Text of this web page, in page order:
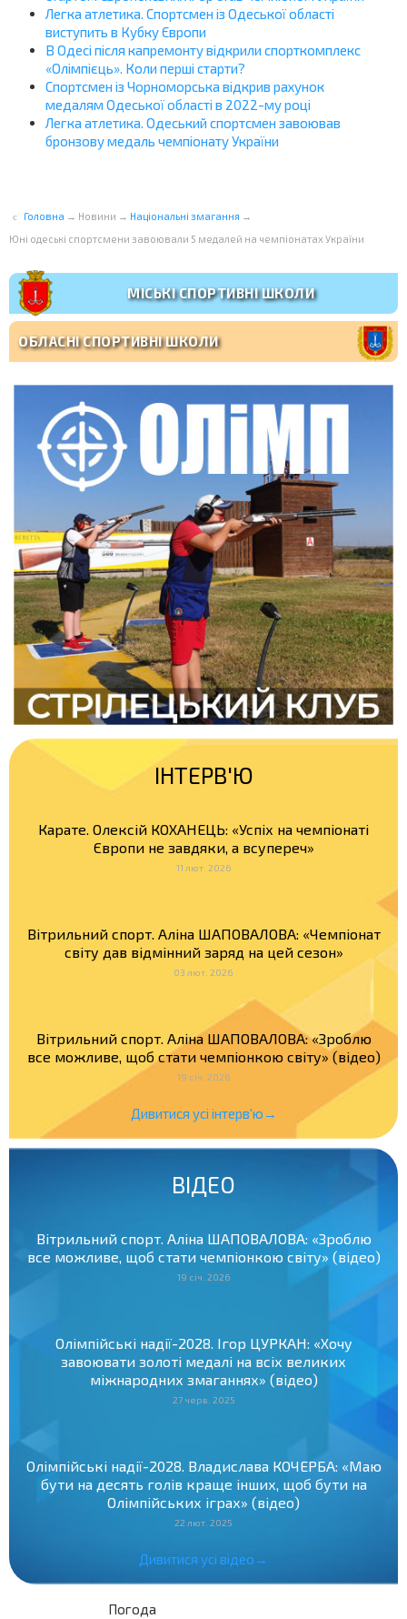
Легка атлетика. Спортсмен із Одеської області
виступить в Кубку Європи
В Одесі після капремонту відкрили спорткомплекс
«Олімпієць». Коли перші старти?
Спортсмен із Чорноморська відкрив рахунок
медалям Одеської області в 2022-му році
Легка атлетика. Одеський спортсмен завоював
бронзову медаль чемпіонату України
Головна → Новини → Національні змагання →
Юні одеські спортсмени завоювали 5 медалей на чемпіонатах України
МІСЬКІ СПОРТИВНІ ШКОЛИ
ОБЛАСНІ СПОРТИВНІ ШКОЛИ
ІНТЕРВ'Ю
Карате. Олексій КОХАНЕЦЬ: «Успіх на чемпіонаті
Європи не завдяки, а всупереч»
11 лют. 2026
Вітрильний спорт. Аліна ШАПОВАЛОВА: «Чемпіонат
світу дав відмінний заряд на цей сезон»
03 лют. 2026
Вітрильний спорт. Аліна ШАПОВАЛОВА: «Зроблю
все можливе, щоб стати чемпіонкою світу» (відео)
19 січ. 2026
Дивитися усі інтерв'ю→
ВІДЕО
Вітрильний спорт. Аліна ШАПОВАЛОВА: «Зроблю
все можливе, щоб стати чемпіонкою світу» (відео)
19 січ. 2026
Олімпійські надії-2028. Ігор ЦУРКАН: «Хочу
завоювати золоті медалі на всіх великих
міжнародних змаганнях» (відео)
27 черв. 2025
Олімпійські надії-2028. Владислава КОЧЕРБА: «Маю
бути на десять голів краще інших, щоб бути на
Олімпійських іграх» (відео)
22 лют. 2025
Дивитися усі відео→
Погода